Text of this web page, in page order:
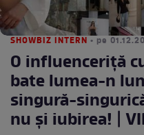
SHOWBIZ INTERN • pe
O influenceriţă
bate lumea-n
singură-
nu şi iubirea! |